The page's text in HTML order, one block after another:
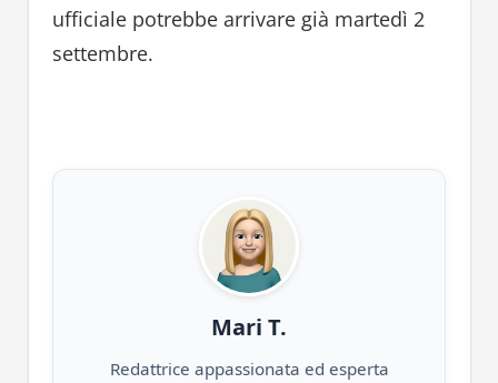
ufficiale potrebbe arrivare già martedì 2
settembre.
Mari T.
Redattrice appassionata ed esperta